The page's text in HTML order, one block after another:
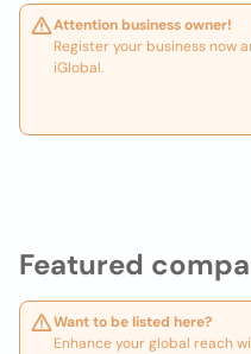
Featured
Want to be listed here?
Enhance your global reach
Attention business owner!
Register your business now
iGlobal.